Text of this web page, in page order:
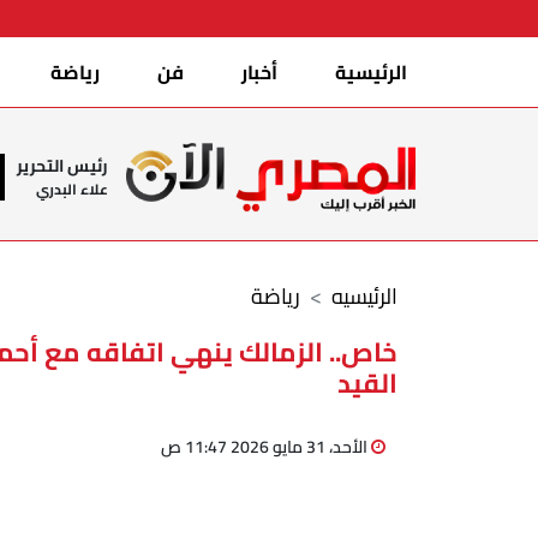
الرئيسية أخبار فن رياضة
رئيس التحرير
علاء البدري
رياضة الرئيسيه
خاص.. الزمالك ينهي اتفاقه مع
القيد
الأحد، 31 مايو 2026 11:47 ص